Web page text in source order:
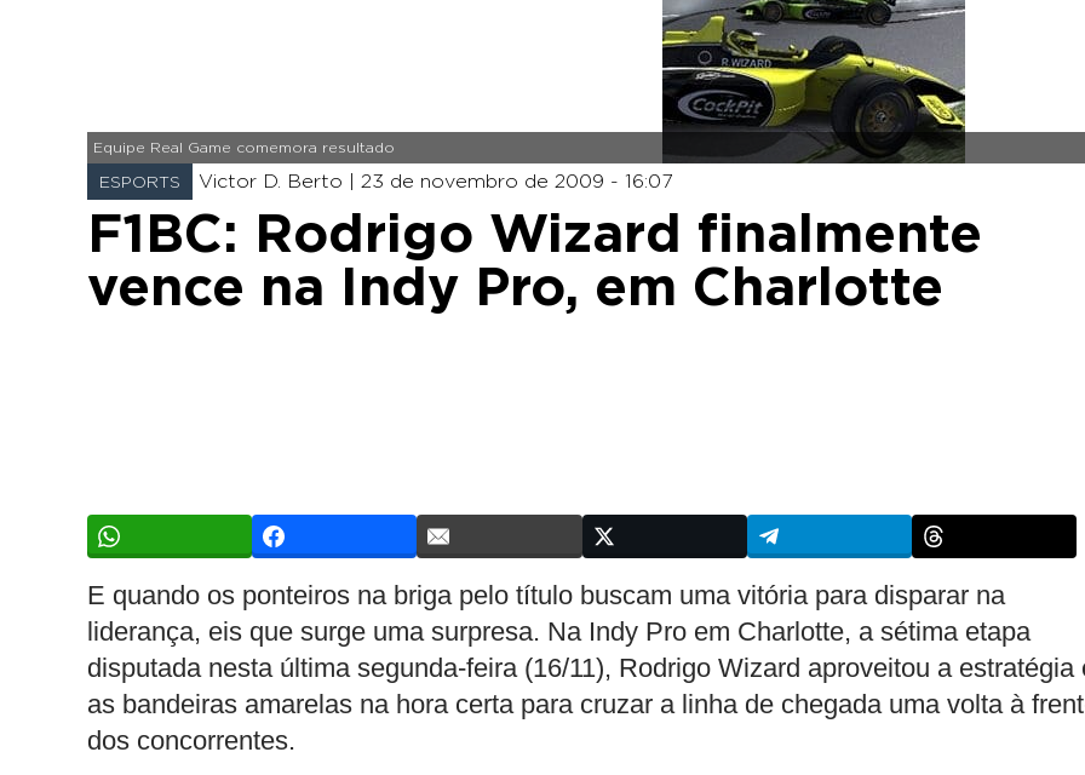
Equipe Real Game comemora resultado
ESPORTS Victor D. Berto | 23 de novembro de 2009 - 16:07
F1BC: Rodrigo Wizard finalmente
vence na Indy Pro, em Charlotte
E quando os ponteiros na briga pelo título buscam uma vitória para disparar na
liderança, eis que surge uma surpresa. Na Indy Pro em Charlotte, a sétima etapa
disputada nesta última segunda-feira (16/11), Rodrigo Wizard aproveitou a estratégia
as bandeiras amarelas na hora certa para cruzar a linha de chegada uma volta à
dos concorrentes.